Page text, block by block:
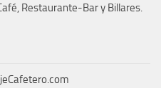
Restaurante-Bar y Billares.